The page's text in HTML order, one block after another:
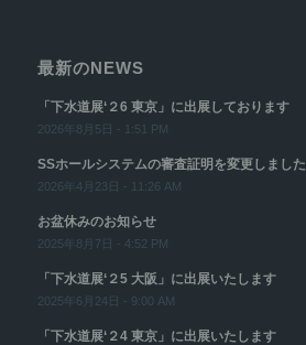
最新のNEWS
「下水道展‘２6 東京」に出展しております
2026年8月5日 - 1:51 PM
SSホールシステムの審査証明を変更しました
2026年4月23日 - 11:26 AM
お盆休みのお知らせ
2025年8月7日 - 4:52 PM
「下水道展‘２5 大阪」に出展いたします
2025年6月24日 - 9:00 AM
「下水道展‘２4 東京」に出展いたします